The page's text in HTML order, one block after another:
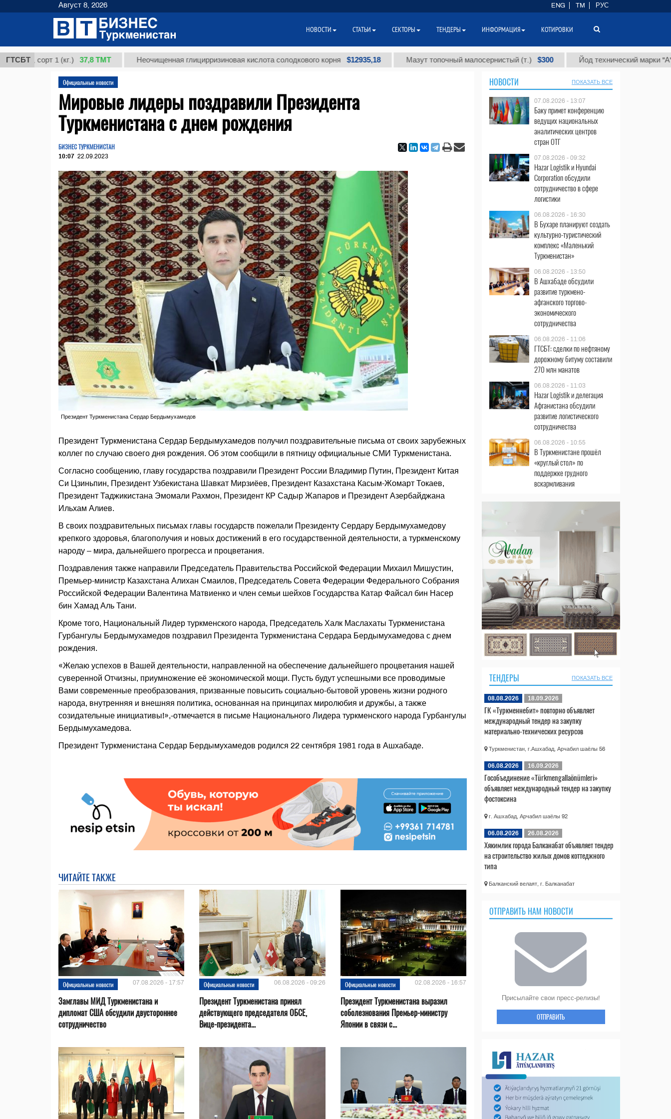
ГТСБТ
сорт 1 (кг.) 37,8 ТМТ Неочищенная глицирризиновая кислота солодкового корня $12935,18 Мазут топочный малосернистый (т.) $300 Йод технический марки "А" (т.)
Официальные новости
Мировые лидеры поздравили Президента
Туркменистана с днем рождения
БИЗНЕС ТУРКМЕНИСТАН
10:07 22.09.2023
Президент Туркменистана Сердар Бердымухамедов
Президент Туркменистана Сердар Бердымухамедов получил поздравительные письма от своих зарубежных
коллег по случаю своего дня рождения. Об этом сообщили в пятницу официальные СМИ Туркменистана.
Согласно сообщению, главу государства поздравили Президент России Владимир Путин, Президент Китая
Си Цзиньпин, Президент Узбекистана Шавкат Мирзиёев, Президент Казахстана Касым-Жомарт Токаев,
Президент Таджикистана Эмомали Рахмон, Президент КР Садыр Жапаров и Президент Азербайджана
Ильхам Алиев.
В своих поздравительных письмах главы государств пожелали Президенту Сердару Бердымухамедову
крепкого здоровья, благополучия и новых достижений в его государственной деятельности, а туркменскому
народу – мира, дальнейшего прогресса и процветания.
Поздравления также направили Председатель Правительства Российской Федерации Михаил Мишустин,
Премьер-министр Казахстана Алихан Смаилов, Председатель Совета Федерации Федерального Собрания
Российской Федерации Валентина Матвиенко и член семьи шейхов Государства Катар Файсал бин Насер
бин Хамад Аль Тани.
Кроме того, Национальный Лидер туркменского народа, Председатель Халк Маслахаты Туркменистана
Гурбангулы Бердымухамедов поздравил Президента Туркменистана Сердара Бердымухамедова с днем
рождения.
«Желаю успехов в Вашей деятельности, направленной на обеспечение дальнейшего процветания нашей
суверенной Отчизны, приумножение её экономической мощи. Пусть будут успешными все проводимые
Вами современные преобразования, призванные повысить социально-бытовой уровень жизни родного
народа, внутренняя и внешняя политика, основанная на принципах миролюбия и дружбы, а также
созидательные инициативы!»,-отмечается в письме Национального Лидера туркменского народа Гурбангулы
Бердымухамедова.
Президент Туркменистана Сердар Бердымухамедов родился 22 сентября 1981 года в Ашхабаде.
ЧИТАЙТЕ ТАКЖЕ
Официальные новости 07.08.2026 - 17:57
Замглавы МИД Туркменистана и
дипломат США обсудили двустороннее
сотрудничество
Официальные новости 06.08.2026 - 09:26
Президент Туркменистана принял
действующего председателя ОБСЕ,
Вице-президента...
Официальные новости 02.08.2026 - 16:57
Президент Туркменистана выразил
соболезнования Премьер-министру
Японии в связи с...
НОВОСТИ ПОКАЗАТЬ ВСЕ
07.08.2026 - 13:07
Баку примет конференцию
ведущих национальных
аналитических центров
стран ОТГ
07.08.2026 - 09:32
Hazar Logistik и Hyundai
Corporation обсудили
сотрудничество в сфере
логистики
06.08.2026 - 16:30
В Бухаре планируют создать
культурно-туристический
комплекс «Маленький
Туркменистан»
06.08.2026 - 13:50
В Ашхабаде обсудили
развитие туркмено-
афганского торгово-
экономического
сотрудничества
06.08.2026 - 11:06
ГТСБТ: сделки по нефтяному
дорожному битуму составили
270 млн манатов
06.08.2026 - 11:03
Hazar Logistik и делегация
Афганистана обсудили
развитие логистического
сотрудничества
06.08.2026 - 10:55
В Туркменистане прошёл
«круглый стол» по
поддержке грудного
вскармливания
ТЕНДЕРЫ ПОКАЗАТЬ ВСЕ
08.08.2026 18.09.2026
ГК «Туркменнебит» повторно объявляет
международный тендер на закупку
материально-технических ресурсов
Туркменистан, г.Ашхабад, Арчабил шаёлы 56
06.08.2026 16.09.2026
Гособъединение «Türkmengallaönümleri»
объявляет международный тендер на закупку
фостоксина
г. Ашхабад, Арчабил шаёлы 92
06.08.2026 26.08.2026
Хякимлик города Балканабат объявляет тендер
на строительство жилых домов коттеджного
типа
Балканский велаят, г. Балканабат
ОТПРАВИТЬ НАМ НОВОСТИ
Присылайте свои пресс-релизы!
ОТПРАВИТЬ
Август 8, 2026 ENG TM РУС
НОВОСТИ СТАТЬИ СЕКТОРЫ ТЕНДЕРЫ ИНФОРМАЦИЯ КОТИРОВКИ